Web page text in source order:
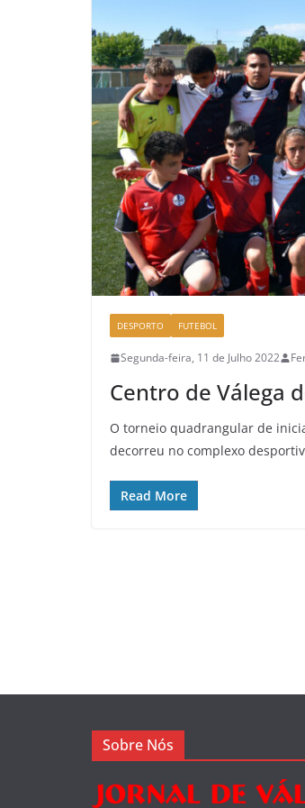
DESPORTO FUTEBOL
Segunda-feira, 11 de Julho 2022
Centro de Válega
O torneio quadrangular de
decorreu no complexo
Read More
Sobre Nós